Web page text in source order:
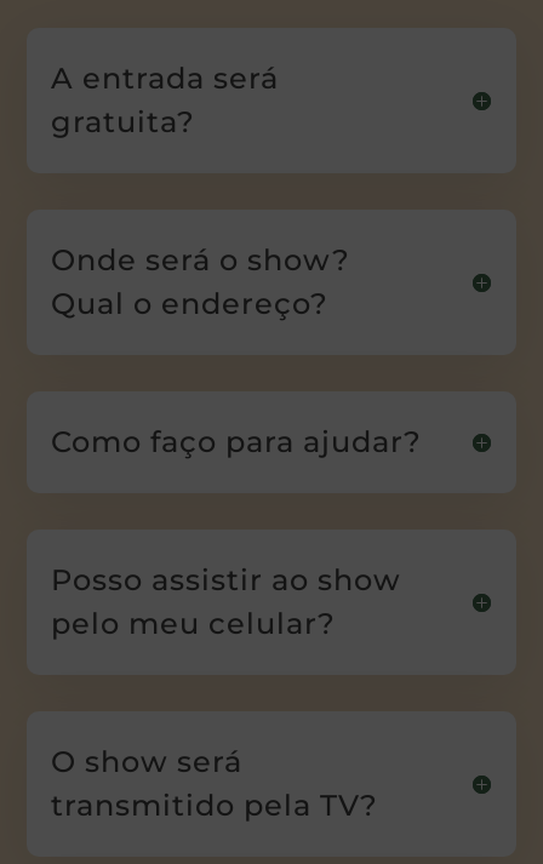
A entrada será
gratuita?
Onde será o show?
Qual o endereço?
Como faço para ajudar?
Posso assistir ao show
pelo meu celular?
O show será
transmitido pela TV?